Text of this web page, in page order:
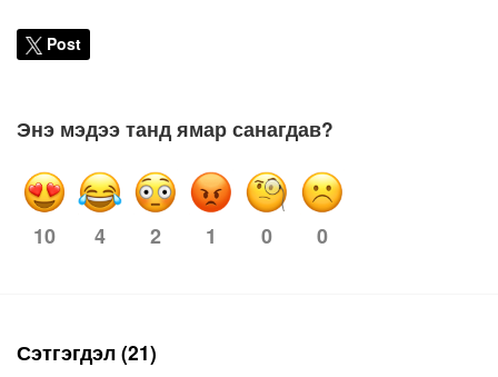
Post
Энэ мэдээ танд ямар санагдав?
10 4 2 1 0 0
Сэтгэгдэл (21)